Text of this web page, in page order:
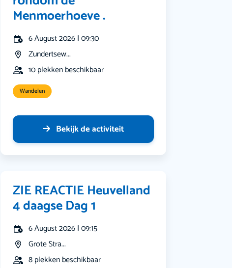
Menmoerhoeve .
6 August 2026 | 09:30
Zundertsew...
10 plekken beschikbaar
Wandelen
Bekijk de activiteit
ZIE REACTIE Heuvelland
4 daagse Dag 1
6 August 2026 | 09:15
Grote Stra...
8 plekken beschikbaar